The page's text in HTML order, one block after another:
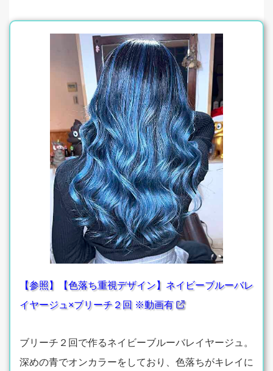
【参照】【色落ち重視デザイン】ネイビーブルーバレ
イヤージュ×ブリーチ２回 ※動画有
ブリーチ２回で作るネイビーブルーバレイヤージュ。
深めの青でオンカラーをしており、色落ちがキレイに